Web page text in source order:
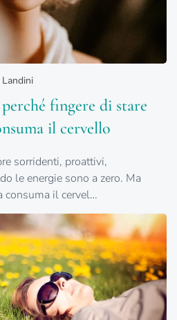
fingere di stare
il cervello
sorridenti, proattivi,
le energie sono a zero. Ma
consuma il cervel…